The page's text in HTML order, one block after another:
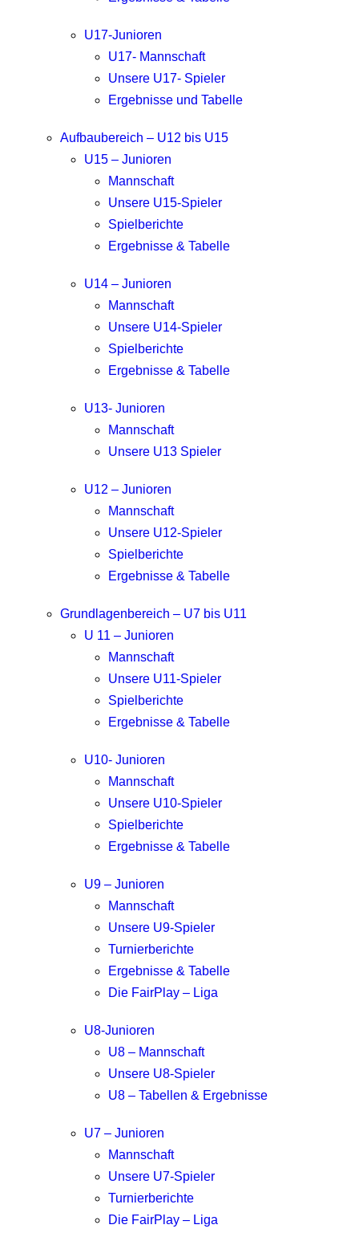
U17-Junioren
U17- Mannschaft
Unsere U17- Spieler
Ergebnisse und Tabelle
Aufbaubereich – U12 bis U15
U15 – Junioren
Mannschaft
Unsere U15-Spieler
Spielberichte
Ergebnisse & Tabelle
U14 – Junioren
Mannschaft
Unsere U14-Spieler
Spielberichte
Ergebnisse & Tabelle
U13- Junioren
Mannschaft
Unsere U13 Spieler
U12 – Junioren
Mannschaft
Unsere U12-Spieler
Spielberichte
Ergebnisse & Tabelle
Grundlagenbereich – U7 bis U11
U 11 – Junioren
Mannschaft
Unsere U11-Spieler
Spielberichte
Ergebnisse & Tabelle
U10- Junioren
Mannschaft
Unsere U10-Spieler
Spielberichte
Ergebnisse & Tabelle
U9 – Junioren
Mannschaft
Unsere U9-Spieler
Turnierberichte
Ergebnisse & Tabelle
Die FairPlay – Liga
U8-Junioren
U8 – Mannschaft
Unsere U8-Spieler
U8 – Tabellen & Ergebnisse
U7 – Junioren
Mannschaft
Unsere U7-Spieler
Turnierberichte
Die FairPlay – Liga